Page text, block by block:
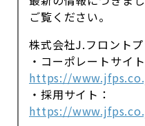
ご覧ください。
株式会社J.フロント
・コーポレートサイト
https://
・採用サイト：
https://